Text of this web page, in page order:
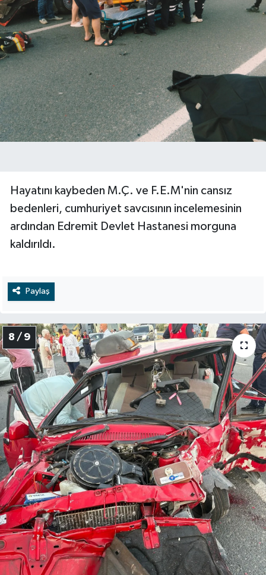
Hayatını kaybeden M.Ç. ve F.E.M'nin cansız
bedenleri, cumhuriyet savcısının incelemesinin
ardından Edremit Devlet Hastanesi morguna
kaldırıldı.
Paylaş
8 / 9